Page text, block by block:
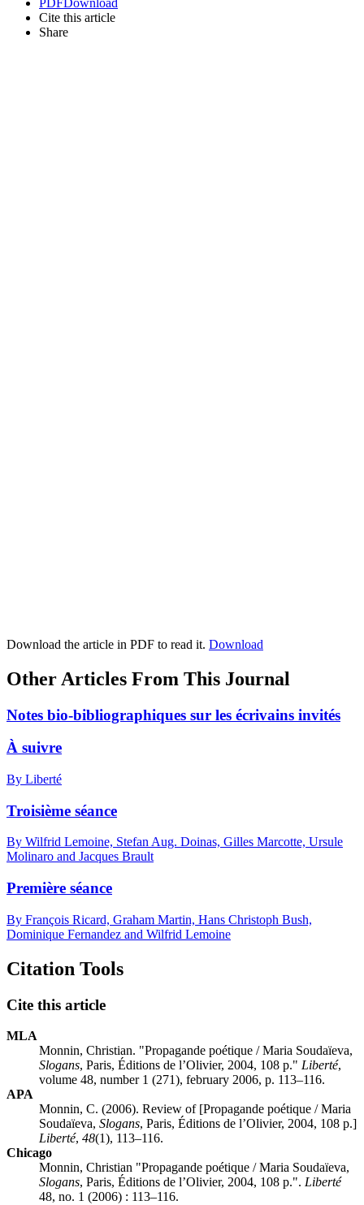
Cite this article
Share
Download the article in PDF to read it. Download
Other Articles From This Journal
Notes bio-bibliographiques sur les écrivains invités
À suivre
By Liberté
Troisième séance
By Wilfrid Lemoine, Stefan Aug. Doinas, Gilles Marcotte, Ursule
Molinaro and Jacques Brault
Première séance
By François Ricard, Graham Martin, Hans Christoph Bush,
Dominique Fernandez and Wilfrid Lemoine
Citation Tools
Cite this article
MLA
Monnin, Christian. "Propagande poétique / Maria Soudaïeva,
Slogans, Paris, Éditions de l’Olivier, 2004, 108 p." Liberté,
volume 48, number 1 (271), february 2006, p. 113–116.
APA
Monnin, C. (2006). Review of [Propagande poétique / Maria
Soudaïeva, Slogans, Paris, Éditions de l’Olivier, 2004, 108 p.]
Liberté, 48(1), 113–116.
Chicago
Monnin, Christian "Propagande poétique / Maria Soudaïeva,
Slogans, Paris, Éditions de l’Olivier, 2004, 108 p.". Liberté
48, no. 1 (2006) : 113–116.